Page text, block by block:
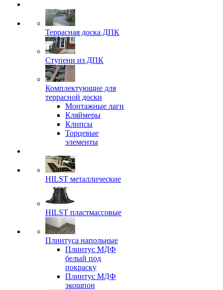
Террасная доска ДПК
Ступени из ДПК
Комплектующие для
террасной доски
Монтажные лаги
Кляймеры
Клипсы
Торцевые
элементы
HILST металлические
HILST пластмассовые
Плинтуса напольные
Плинтус МДФ
белый под
покраску
Плинтус МДФ
экошпон